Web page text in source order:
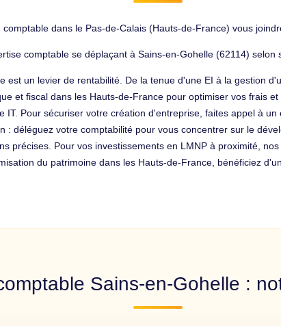
dans le Pas-de-Calais (Hauts-de-France) vous
comptable se déplaçant à Sains-en-Gohelle (62114) selon
est un levier de rentabilité. De la tenue d'une EI à la gestion
et fiscal dans les Hauts-de-France pour optimiser vos frais
IT. Pour sécuriser votre création d'entreprise, faites appel à
: déléguez votre comptabilité pour vous concentrer sur le
précises. Pour vos investissements en LMNP à proximité,
du patrimoine dans les Hauts-de-France, bénéficiez
Sains-en-Gohelle :